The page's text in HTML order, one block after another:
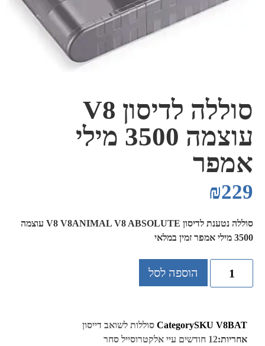
סוללה לדיסון V8
עוצמה 3500 מילי
אמפר
₪229
סוללה נטענת לדיסון V8 V8ANIMAL V8 ABSOLUTE עוצמה
3500 מילי אמפר זמין במלאי
הוספה לסל
SKU V8BAT
Category סוללות לשואב דייסון
אחריות:12 חודשים עיי אלקטרוסייל סחר